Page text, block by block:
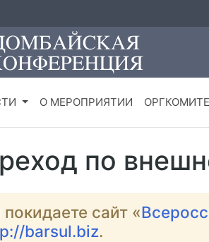
О МЕРОПРИЯТИИ
по
сайт «
barsul.biz.